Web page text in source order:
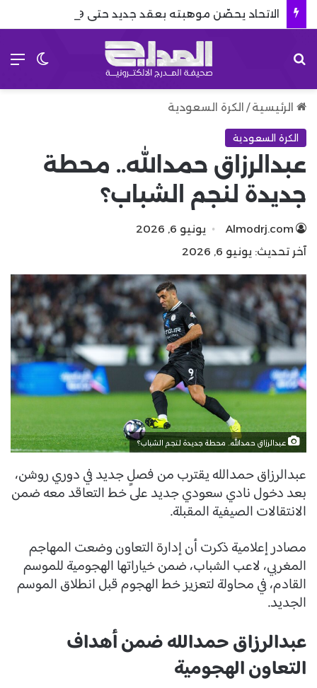
الاتحاد يحصّن موهبته بعقد جديد حتى 2029
الرئيسية / الكرة السعودية
الكرة السعودية
عبدالرزاق حمدالله.. محطة
جديدة لنجم الشباب؟
Almodrj.com
يونيو 6, 2026
آخر تحديث: يونيو 6, 2026
عبدالرزاق حمدالله.. محطة جديدة لنجم الشباب؟
عبدالرزاق حمدالله يقترب من فصلٍ جديد في دوري روشن،
بعد دخول نادي سعودي جديد على خط التعاقد معه ضمن
الانتقالات الصيفية المقبلة.
مصادر إعلامية ذكرت أن إدارة التعاون وضعت المهاجم
المغربي، لاعب الشباب، ضمن خياراتها الهجومية للموسم
القادم، في محاولة لتعزيز خط الهجوم قبل انطلاق الموسم
الجديد.
عبدالرزاق حمدالله ضمن أهداف
التعاون الهجومية